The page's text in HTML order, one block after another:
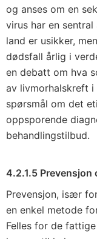
og anses om en
virus har en
land er usikker,
dødsfall årlig i
en debatt om hva
av livmorhalskreft
spørsmål om det
oppsporende
behandlingstilbud.
4.2.1.5
Prevensjon, især
en enkel metode
Felles for de